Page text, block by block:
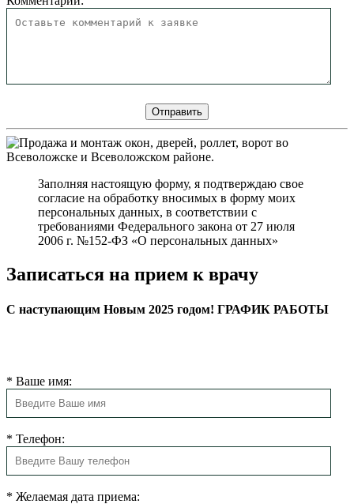
Заполняя настоящую форму, я подтверждаю свое
согласие на обработку вносимых в форму моих
персональных данных, в соответствии с
требованиями Федерального закона от 27 июля
2006 г. №152-ФЗ «О персональных данных»
Записаться на прием к врачу
С наступающим Новым 2025 годом! ГРАФИК РАБОТЫ
* Ваше имя:
* Телефон:
* Желаемая дата приема: